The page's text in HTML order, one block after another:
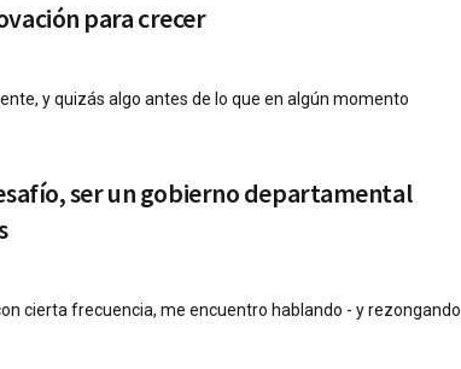
para crecer
y quizás algo antes de lo que en algún momento
ser un gobierno departamental
cierta frecuencia, me encuentro hablando - y rezongando